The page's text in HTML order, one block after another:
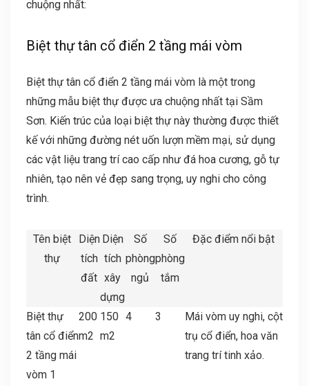
chuộng nhất:
Biệt thự tân cổ điển 2 tầng mái vòm
Biệt thự tân cổ điển 2 tầng mái vòm là một trong
những mẫu biệt thự được ưa chuộng nhất tại Sầm
Sơn. Kiến trúc của loại biệt thự này thường được thiết
kế với những đường nét uốn lượn mềm mại, sử dụng
các vật liệu trang trí cao cấp như đá hoa cương, gỗ tự
nhiên, tạo nên vẻ đẹp sang trọng, uy nghi cho công
trình.
Tên biệt
thự
Diện
tích
đất
Diện
tích
xây
dựng
Số
phòng
ngủ
Số
phòng
tắm
Đặc điểm nổi bật
Biệt thự
tân cổ điển
2 tầng mái
vòm 1
200
m2
150
m2
4 3
Mái vòm uy nghi, cột
trụ cổ điển, hoa văn
trang trí tinh xảo.